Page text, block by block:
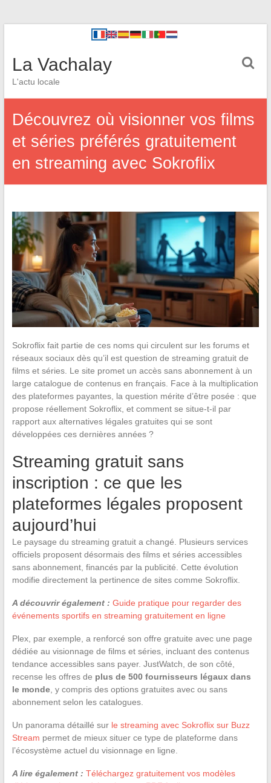
La Vachalay
L'actu locale
Découvrez où visionner vos films
et séries préférés gratuitement
en streaming avec Sokroflix
Sokroflix fait partie de ces noms qui circulent sur les forums et
réseaux sociaux dès qu’il est question de streaming gratuit de
films et séries. Le site promet un accès sans abonnement à un
large catalogue de contenus en français. Face à la multiplication
des plateformes payantes, la question mérite d’être posée : que
propose réellement Sokroflix, et comment se situe-t-il par
rapport aux alternatives légales gratuites qui se sont
développées ces dernières années ?
Streaming gratuit sans
inscription : ce que les
plateformes légales proposent
aujourd’hui
Le paysage du streaming gratuit a changé. Plusieurs services
officiels proposent désormais des films et séries accessibles
sans abonnement, financés par la publicité. Cette évolution
modifie directement la pertinence de sites comme Sokroflix.
A découvrir également : Guide pratique pour regarder des
événements sportifs en streaming gratuitement en ligne
Plex, par exemple, a renforcé son offre gratuite avec une page
dédiée au visionnage de films et séries, incluant des contenus
tendance accessibles sans payer. JustWatch, de son côté,
recense les offres de plus de 500 fournisseurs légaux dans
le monde, y compris des options gratuites avec ou sans
abonnement selon les catalogues.
Un panorama détaillé sur le streaming avec Sokroflix sur Buzz
Stream permet de mieux situer ce type de plateforme dans
l’écosystème actuel du visionnage en ligne.
A lire également : Téléchargez gratuitement vos modèles